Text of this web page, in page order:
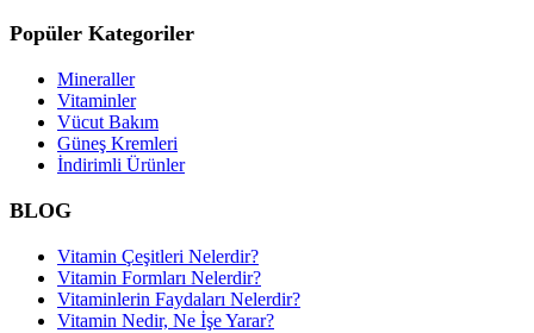
Popüler Kategoriler
Mineraller
Vitaminler
Vücut Bakım
Güneş Kremleri
İndirimli Ürünler
BLOG
Vitamin Çeşitleri Nelerdir?
Vitamin Formları Nelerdir?
Vitaminlerin Faydaları Nelerdir?
Vitamin Nedir, Ne İşe Yarar?